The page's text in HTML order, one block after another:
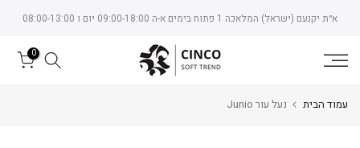
Skip
content
א״ת יקנעם (ישראל) המלאכה 1 פתוח בימים א-ה 09:00-18:00 יום ו 08:00-13:00
0
עמוד הבית נעל עור Junio